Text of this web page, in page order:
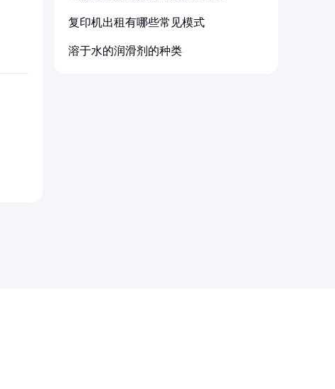
复印机出租有哪些常见模式
溶于水的润滑剂的种类